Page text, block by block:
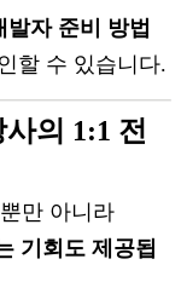
자 준비 방법
할 수 있습니다.
의 1:1 전
만 아니라
기회도 제공됩